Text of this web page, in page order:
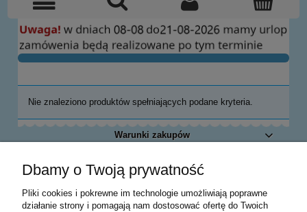
Nie znaleziono produktów spełniających podane kryteria.
Warunki zakupów
Moje konto
Informacje o sklepie
Dbamy o Twoją prywatność
Pliki cookies i pokrewne im technologie umożliwiają poprawne
działanie strony i pomagają nam dostosować ofertę do Twoich